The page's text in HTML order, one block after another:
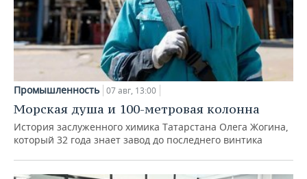
Промышленность 07 авг, 13:00
Морская душа и 100-метровая колонна
История заслуженного химика Татарстана Олега Жогина,
который 32 года знает завод до последнего винтика